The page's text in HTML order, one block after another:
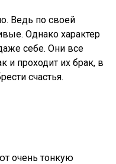
Ведь по своей
Однако характер
себе. Они все
и проходит их брак, в
счастья.
очень тонкую